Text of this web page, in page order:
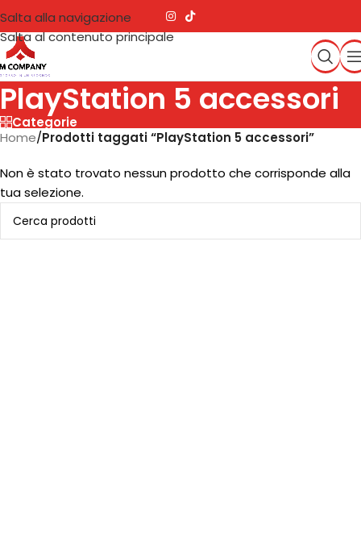
Salta alla navigazione
Salta al contenuto principale
PlayStation 5 accessori
Categorie
Home/Prodotti taggati “PlayStation 5 accessori”
Non è stato trovato nessun prodotto che corrisponde alla
tua selezione.